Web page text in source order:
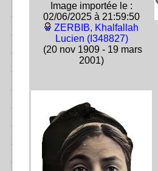
Image importée le :
02/06/2025 à 21:59:50
ZERBIB, Khalfallah
Lucien (I348827)
(20 nov 1909 - 19 mars
2001)